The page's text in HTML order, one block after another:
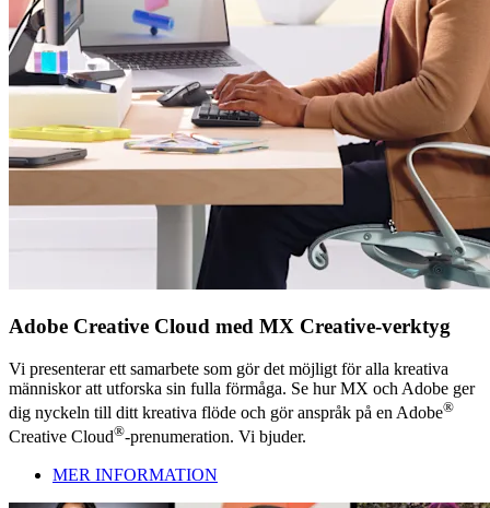
Adobe Creative Cloud med MX Creative-verktyg
Vi presenterar ett samarbete som gör det möjligt för alla kreativa
människor att utforska sin fulla förmåga. Se hur MX och Adobe ger
dig nyckeln till ditt kreativa flöde och gör anspråk på en Adobe®
Creative Cloud®-prenumeration. Vi bjuder.
MER INFORMATION